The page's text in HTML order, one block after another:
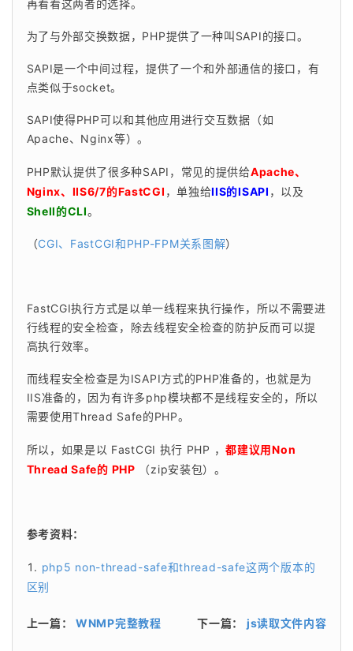
再看看这两者的选择。
为了与外部交换数据，PHP提供了一种叫SAPI的接口。
SAPI是一个中间过程，提供了一个和外部通信的接口，有
点类似于socket。
SAPI使得PHP可以和其他应用进行交互数据（如
Apache、Nginx等）。
PHP默认提供了很多种SAPI，常见的提供给Apache、
Nginx、IIS6/7的FastCGI ，单独给IIS的ISAPI ，以及
Shell的CLI。
（CGI、FastCGI和PHP-FPM关系图解）
FastCGI执行方式是以单一线程来执行操作，所以不需要进
行线程的安全检查，除去线程安全检查的防护反而可以提
高执行效率。
而线程安全检查是为ISAPI方式的PHP准备的，也就是为
IIS准备的，因为有许多php模块都不是线程安全的，所以
需要使用Thread Safe的PHP。
所以，如果是以 FastCGI 执行 PHP ，都建议用Non
Thread Safe的 PHP （zip安装包）。
参考资料：
php5 non-thread-safe和thread-safe这两个版本的
区别
上一篇： WNMP完整教程 下一篇： js读取文件内容